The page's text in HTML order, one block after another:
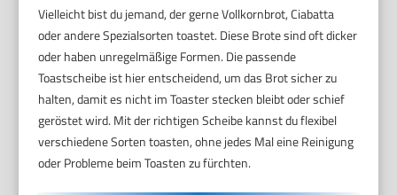
Vielleicht bist du jemand, der gerne Vollkornbrot, Ciabatta
oder andere Spezialsorten toastet. Diese Brote sind oft dicker
oder haben unregelmäßige Formen. Die passende
Toastscheibe ist hier entscheidend, um das Brot sicher zu
halten, damit es nicht im Toaster stecken bleibt oder schief
geröstet wird. Mit der richtigen Scheibe kannst du flexibel
verschiedene Sorten toasten, ohne jedes Mal eine Reinigung
oder Probleme beim Toasten zu fürchten.